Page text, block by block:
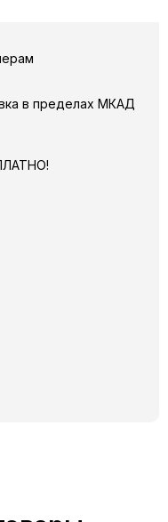
в пределах МКАД